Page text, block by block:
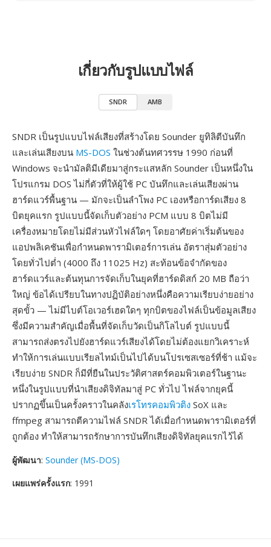
เกี่ยวกับรูปแบบไฟล์
SNDR AMB
SNDR เป็นรูปแบบไฟล์เสียงที่สร้างโดย Sounder ยูทิลิตีบันทึก
และเล่นเสียงบน MS-DOS ในช่วงต้นทศวรรษ 1990 ก่อนที่
Windows จะนำมัลติมีเดียมาสู่กระแสหลัก Sounder เป็นหนึ่งใน
โปรแกรม DOS ไม่กี่ตัวที่ให้ผู้ใช้ PC บันทึกและเล่นเสียงผ่าน
ฮาร์ดแวร์พื้นฐาน — มักจะเป็นลำโพง PC เองหรือการ์ดเสียง 8
บิตยุคแรก รูปแบบนี้จัดเก็บตัวอย่าง PCM แบบ 8 บิตไม่มี
เครื่องหมายโดยไม่มีส่วนหัวไฟล์ใดๆ โดยอาศัยค่าเริ่มต้นของ
แอปพลิเคชันเพื่อกำหนดพารามิเตอร์การเล่น อัตราสุ่มตัวอย่าง
โดยทั่วไปต่ำ (4000 ถึง 11025 Hz) สะท้อนข้อจำกัดของ
ฮาร์ดแวร์และต้นทุนการจัดเก็บในยุคที่ฮาร์ดดิสก์ 20 MB ถือว่า
ใหญ่ ข้อได้เปรียบในทางปฏิบัติอย่างหนึ่งคือความเรียบง่ายอย่าง
สุดขั้ว — ไม่มีไบต์โอเวอร์เฮดใดๆ ทุกบิตของไฟล์เป็นข้อมูลเสียง
ซึ่งมีความสำคัญเมื่อพื้นที่จัดเก็บวัดเป็นกิโลไบต์ รูปแบบนี้
สามารถส่งตรงไปยังฮาร์ดแวร์เสียงได้โดยไม่ต้องแยกวิเคราะห์
ทำให้การเล่นแบบเรียลไทม์เป็นไปได้บนโปรเซสเซอร์ที่ช้า แม้จะ
เรียบง่าย SNDR ก็มีที่ยืนในประวัติศาสตร์คอมพิวเตอร์ในฐานะ
หนึ่งในรูปแบบที่นำเสียงดิจิทัลมาสู่ PC ทั่วไป ไฟล์จากยุคนี้
ปรากฏขึ้นเป็นครั้งคราวในคลังเรโทรคอมพิวติง SoX และ
ffmpeg สามารถตีความไฟล์ SNDR ได้เมื่อกำหนดพารามิเตอร์ที่
ถูกต้อง ทำให้สามารถรักษาการบันทึกเสียงดิจิทัลยุคแรกไว้ได้
ผู้พัฒนา: Sounder (MS-DOS)
เผยแพร่ครั้งแรก: 1991